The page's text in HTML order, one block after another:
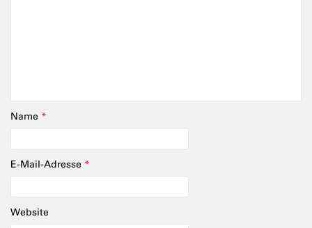
Name *
E-Mail-Adresse *
Website